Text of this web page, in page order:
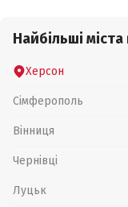
Найбільші міста
Херсон
Сімферополь
Вінниця
Чернівці
Луцьк